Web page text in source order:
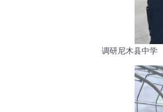
调研尼木县中学